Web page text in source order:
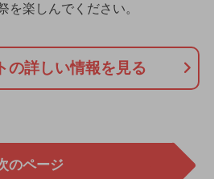
を楽しんでください。
の詳しい情報を見る
のページ